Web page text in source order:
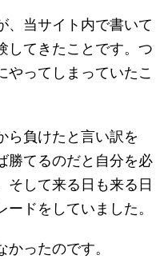
、当サイト内で書いて
してきたことです。つ
やってしまっていたこ
ら負けたと言い訳を
勝てるのだと自分を必
そして来る日も来る日
ドをしていました。
ったのです。